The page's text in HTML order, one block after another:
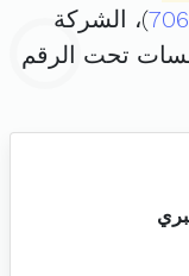
)، الشركة
تحت الرقم